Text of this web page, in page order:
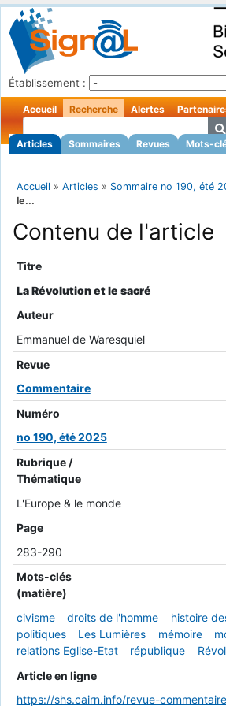
Établissement :
Accueil Recherche
Articles Sommaires Revues Mots-
Alertes
Accueil » Articles » Sommaire no 190, été
le...
Contenu de l'article
Titre
La Révolution et le sacré
Auteur
Emmanuel de Waresquiel
Revue
Commentaire
Numéro
no 190, été 2025
Rubrique /
Thématique
L'Europe & le monde
Page
283-290
Mots-clés
(matière)
civisme
droits de l'homme histoire
politiques
Les Lumières mémoire
relations Eglise-Etat
république
Article en ligne
https://shs.cairn.info/revue-